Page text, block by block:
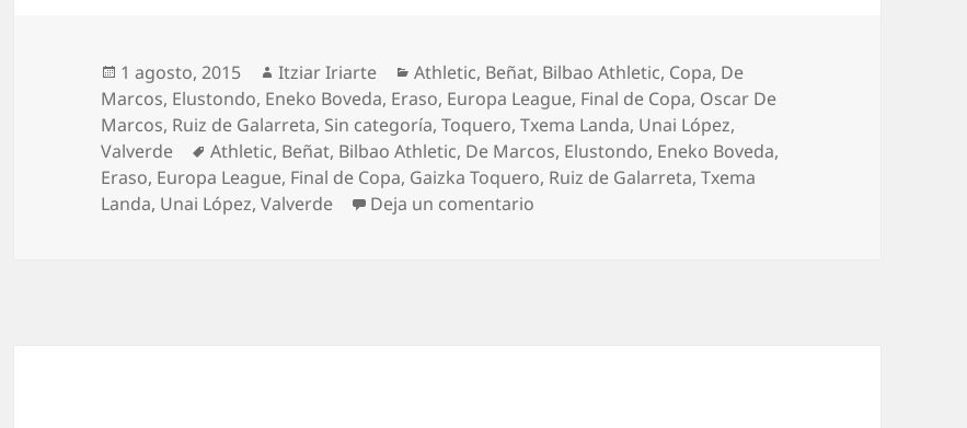
Publicado
el
1 agosto, 2015 Autor
Itziar Iriarte Categorías
Athletic, Beñat, Bilbao Athletic, Copa, De
Marcos, Elustondo, Eneko Boveda, Eraso, Europa League, Final de Copa, Oscar De
Marcos, Ruiz de Galarreta, Sin categoría,Toquero,Txema Landa, Unai López,
Valverde
Etiquetas
Athletic, Beñat, Bilbao Athletic, De Marcos, Elustondo, Eneko Boveda,
Eraso, Europa League, Final de Copa, Gaizka Toquero, Ruiz de Galarreta,Txema
Landa, Unai López,Valverde Deja un comentario